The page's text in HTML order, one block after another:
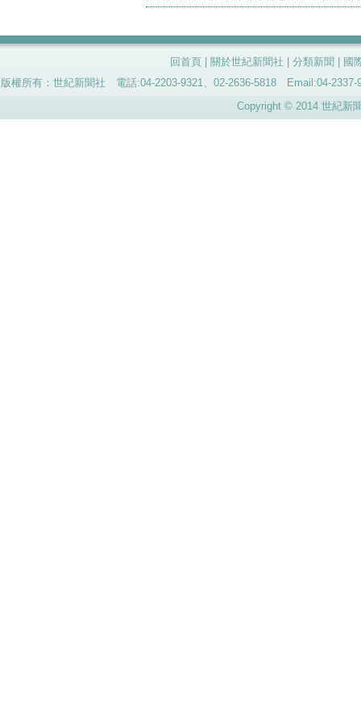
回首頁 關於世紀新聞社 分類新聞
國
版權所有：世紀新聞社 電話:04-2203-9321、02-2636-5818 Email:04-
Copyright © 2014 世紀新